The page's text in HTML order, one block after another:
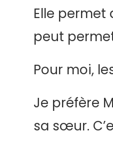
Elle permet
peut
Pour moi,
Je préfère
sa sœur.